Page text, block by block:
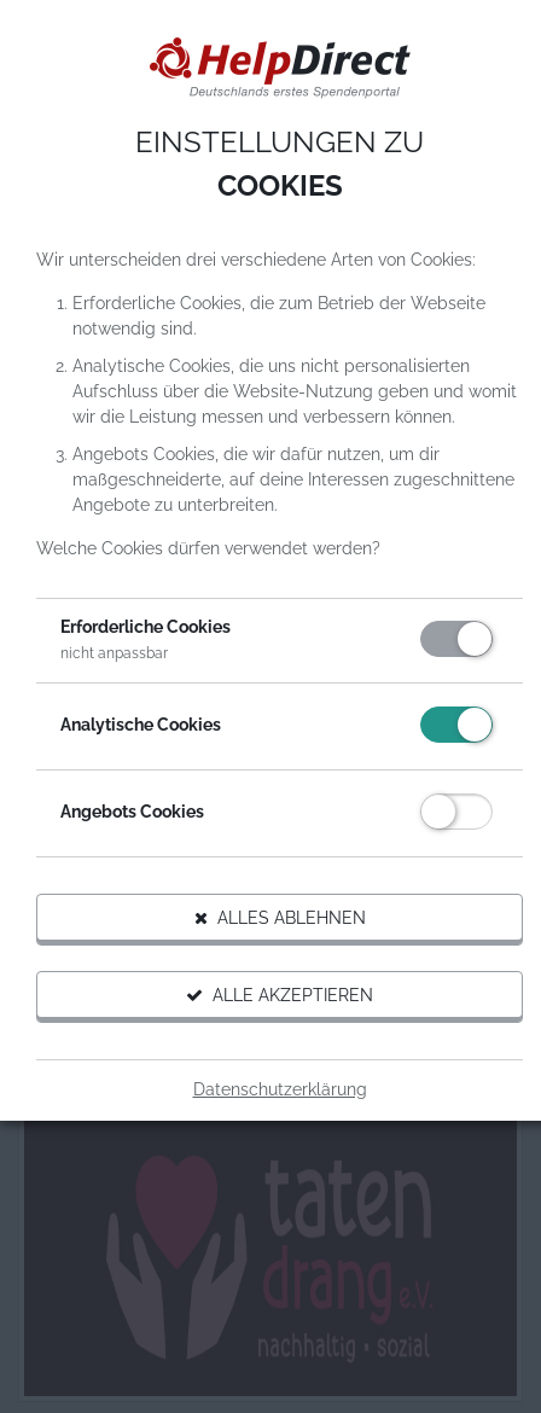
Cookies sind kleine Textdateien, die auf einem Computer heruntergeladen
sobald du unsere Website nutzt. Cookies setzen wir hauptsächlich dazu ein,
du unser Angebot richtig nutzen kannst. Mehr erfährst du in
SPENDEN FÜR DAS PROJEKT
SPENDE AN TATENDRANG E.V.
HelpDirect Spenden an Hilfsprojekte Hilfe für Spende an Tatendrang e.V.
FÜR DIESES PROJEKT SPENDEN
Auf Wunsch erhältst du eine steuerabzugsfähige
Spendenquittung.
SPENDEN MIT SPENDENGUTSCHEIN
Informationen zum Projekt
EINSTELLUNGEN ZU
COOKIES
Wir unterscheiden drei verschiedene Arten von Cookies:
Erforderliche Cookies, die zum Betrieb der Webseite
notwendig sind.
Analytische Cookies, die uns nicht personalisierten
Aufschluss über die Website-Nutzung geben und womit
wir die Leistung messen und verbessern können.
Angebots Cookies, die wir dafür nutzen, um dir
maßgeschneiderte, auf deine Interessen zugeschnittene
Angebote zu unterbreiten.
Welche Cookies dürfen verwendet werden?
Erforderliche Cookies
nicht anpassbar
Analytische Cookies
Angebots Cookies
ALLES ABLEHNEN
ALLE AKZEPTIEREN
Datenschutzerklärung